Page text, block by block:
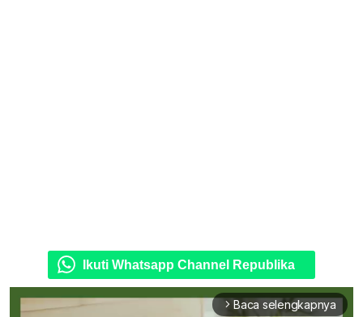
Ikuti Whatsapp Channel Republika
arrow_forward_ios Baca selengkapnya